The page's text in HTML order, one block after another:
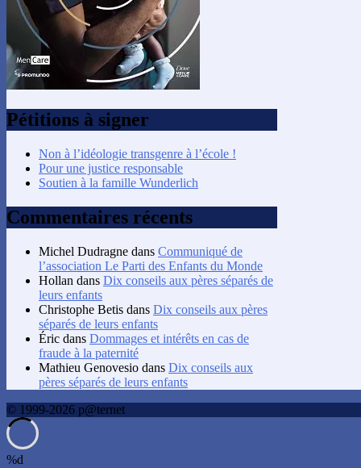
Pétitions à signer
Non à l’idéologie transgenre à l’école !
Pour une justice responsable
Soutien à la famille Wunderlich
Commentaires récents
Michel Dudragne dans Communiqué de
l’association Le Parti des Enfants du Monde
Hollan dans Dix conseils aux pères séparés de
leurs enfants
Christophe Betis dans Dix conseils aux pères
séparés de leurs enfants
Éric dans Dommages et intérêts en cas de
fraude à la paternité
Mathieu Genovesio dans Dix conseils aux
pères séparés de leurs enfants
© 1999-2026 p@ternet
%d